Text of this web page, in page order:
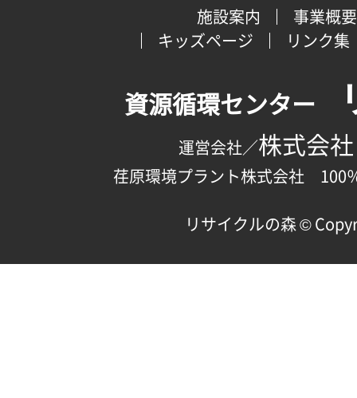
施設案内
事業概要
キッズページ
リンク集
資源循環センター
運営会社／株式会
荏原環境プラント株式会社 100
リサイクルの森 ©